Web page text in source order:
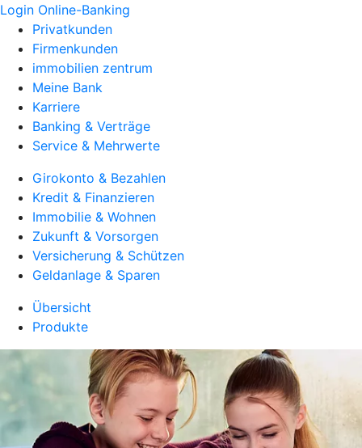
Login Online-Banking
Privatkunden
Firmenkunden
immobilien zentrum
Meine Bank
Karriere
Banking & Verträge
Service & Mehrwerte
Girokonto & Bezahlen
Kredit & Finanzieren
Immobilie & Wohnen
Zukunft & Vorsorgen
Versicherung & Schützen
Geldanlage & Sparen
Übersicht
Produkte